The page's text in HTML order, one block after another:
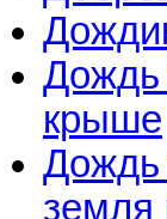
Дождь
крыше
земля